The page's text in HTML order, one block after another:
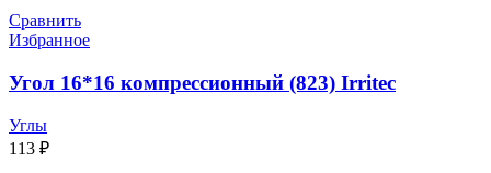
Сравнить
Избранное
Угол 16*16 компрессионный (823) Irritec
Углы
113 ₽